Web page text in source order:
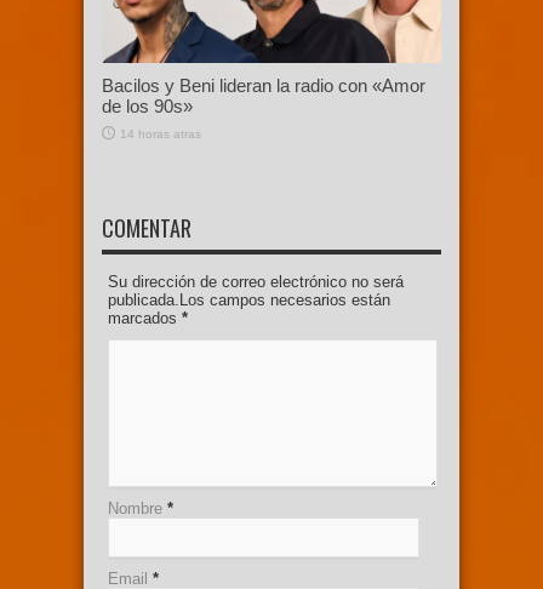
Bacilos y Beni lideran la radio con «Amor
de los 90s»
14 horas atras
COMENTAR
Su dirección de correo electrónico no será
publicada.Los campos necesarios están
marcados *
Nombre *
Email *